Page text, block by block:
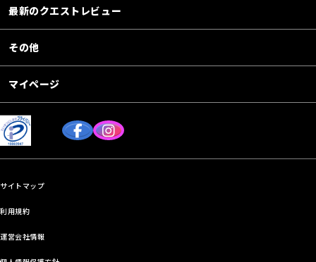
最新のクエストレビュー
その他
マイページ
サイトマップ
利用規約
運営会社情報